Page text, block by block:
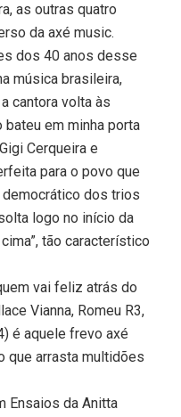
as outras quatro
da axé music.
dos 40 anos desse
música brasileira,
cantora volta às
em minha porta
Cerqueira e
para o povo que
dos trios
logo no início da
tão característico
vai feliz atrás do
Vianna, Romeu R3,
é aquele frevo axé
que arrasta multidões
Ensaios da Anitta